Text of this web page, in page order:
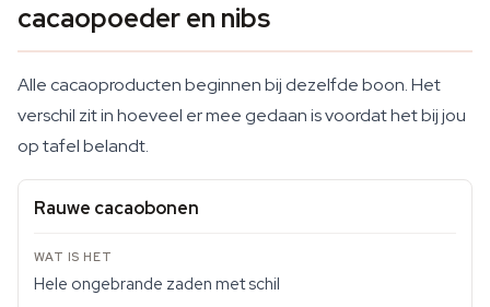
cacaopoeder en nibs
Alle cacaoproducten beginnen bij dezelfde boon. Het
verschil zit in hoeveel er mee gedaan is voordat het bij jou
op tafel belandt.
Rauwe cacaobonen
Hele ongebrande zaden met schil